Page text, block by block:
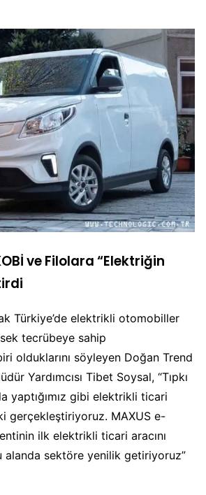
ve Filolara “Elektriğin
Türkiye’de elektrikli otomobiller
tecrübeye sahip
olduklarını söyleyen Doğan Trend
Yardımcısı Tibet Soysal, “Tıpkı
yaptığımız gibi elektrikli ticari
gerçekleştiriyoruz. MAXUS e-
ilk elektrikli ticari aracını
alanda sektöre yenilik getiriyoruz”